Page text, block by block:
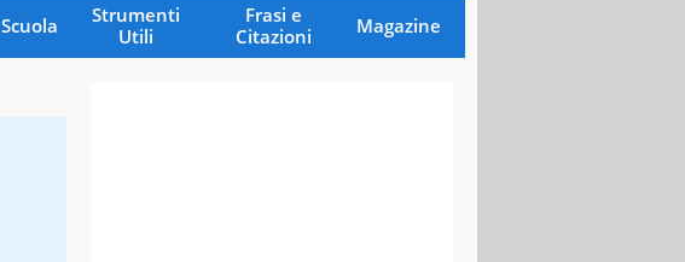
Scuola
Strumenti
Utili
Frasi e
Citazioni
Magazine